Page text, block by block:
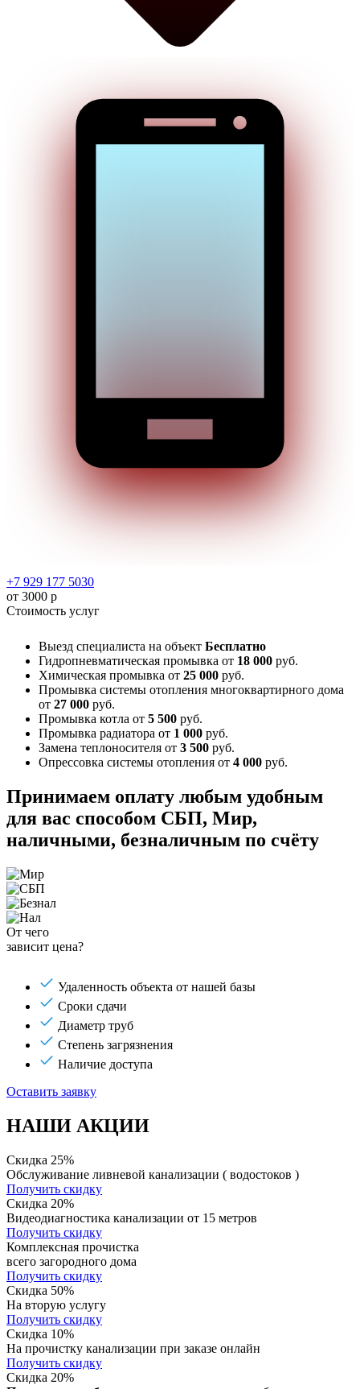
+7 929 177 5030
от 3000 р
Стоимость услуг
Выезд специалиста на объект Бесплатно
Гидропневматическая промывка от 18 000 руб.
Химическая промывка от 25 000 руб.
Промывка системы отопления многоквартирного дома
от 27 000 руб.
Промывка котла от 5 500 руб.
Промывка радиатора от 1 000 руб.
Замена теплоносителя от 3 500 руб.
Опрессовка системы отопления от 4 000 руб.
Принимаем оплату любым удобным
для вас способом СБП, Мир,
наличными, безналичным по счёту
От чего
зависит цена?
Удаленность объекта от нашей базы
Сроки сдачи
Диаметр труб
Степень загрязнения
Наличие доступа
Оставить заявку
НАШИ АКЦИИ
Скидка 25%
Обслуживание ливневой канализации ( водостоков )
Получить скидку
Скидка 20%
Видеодиагностика канализации от 15 метров
Получить скидку
Комплексная прочистка
всего загородного дома
Получить скидку
Скидка 50%
На вторую услугу
Получить скидку
Скидка 10%
На прочистку канализации при заказе онлайн
Получить скидку
Скидка 20%